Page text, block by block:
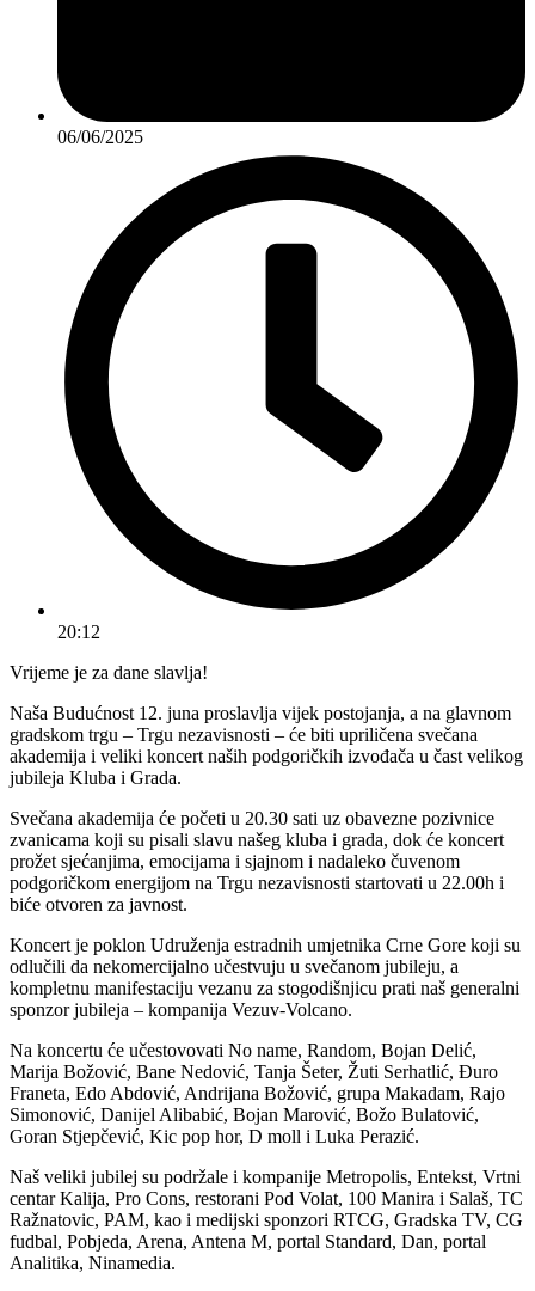
06/06/2025
20:12
Vrijeme je za dane slavlja!
Naša Budućnost 12. juna proslavlja vijek postojanja, a na glavnom
gradskom trgu – Trgu nezavisnosti – će biti upriličena svečana
akademija i veliki koncert naših podgoričkih izvođača u čast velikog
jubileja Kluba i Grada.
Svečana akademija će početi u 20.30 sati uz obavezne pozivnice
zvanicama koji su pisali slavu našeg kluba i grada, dok će koncert
prožet sjećanjima, emocijama i sjajnom i nadaleko čuvenom
podgoričkom energijom na Trgu nezavisnosti startovati u 22.00h i
biće otvoren za javnost.
Koncert je poklon Udruženja estradnih umjetnika Crne Gore koji su
odlučili da nekomercijalno učestvuju u svečanom jubileju, a
kompletnu manifestaciju vezanu za stogodišnjicu prati naš generalni
sponzor jubileja – kompanija Vezuv-Volcano.
Na koncertu će učestovovati No name, Random, Bojan Delić,
Marija Božović, Bane Nedović, Tanja Šeter, Žuti Serhatlić, Đuro
Franeta, Edo Abdović, Andrijana Božović, grupa Makadam, Rajo
Simonović, Danijel Alibabić, Bojan Marović, Božo Bulatović,
Goran Stjepčević, Kic pop hor, D moll i Luka Perazić.
Naš veliki jubilej su podržale i kompanije Metropolis, Entekst, Vrtni
centar Kalija, Pro Cons, restorani Pod Volat, 100 Manira i Salaš, TC
Ražnatovic, PAM, kao i medijski sponzori RTCG, Gradska TV, CG
fudbal, Pobjeda, Arena, Antena M, portal Standard, Dan, portal
Analitika, Ninamedia.